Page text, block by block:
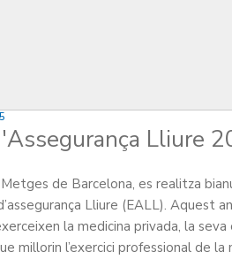
Lliure
de Barcelona, es realitza
Lliure (EALL). Aquest
la medicina privada, la
millorin l’exercici professional de